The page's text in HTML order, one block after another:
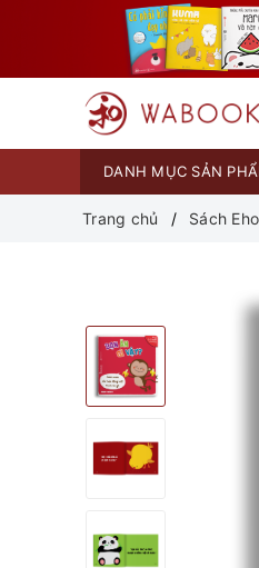
DANH MỤC SẢN
Trang chủ Sách